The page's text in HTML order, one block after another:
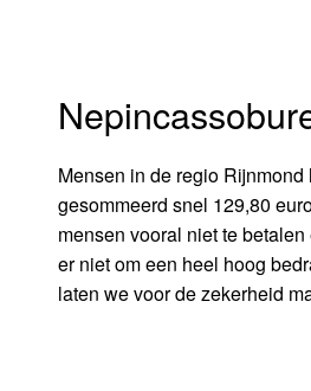
Mensen in de regio
gesommeerd snel 129,80
mensen vooral niet te
er niet om een heel hoog
laten we voor de zekerheid